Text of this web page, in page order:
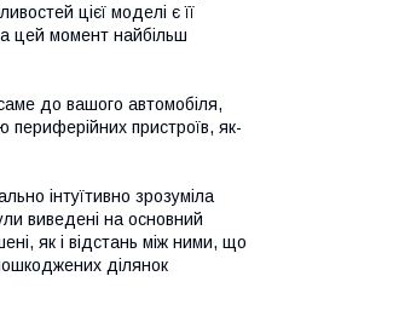
цієї моделі є її
цей момент найбільш
до вашого автомобіля,
периферійних пристроїв, як-
інтуїтивно зрозуміла
виведені на основний
як і відстань між ними, що
ділянок